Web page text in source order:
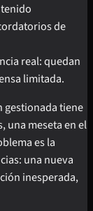
de
real: quedan
limitada.
gestionada tiene
una meseta en el
es la
una nueva
inesperada,